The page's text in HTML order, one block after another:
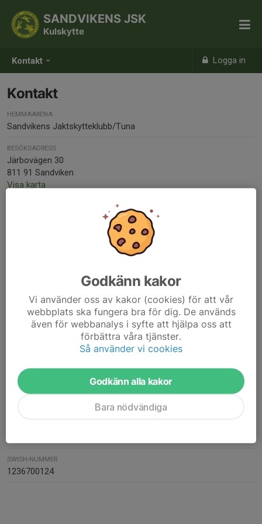
Kontakt Logga in
SANDVIKENS JSK
Kulskytte
Kontakt
HEMMAARENA
Sandvikens Jaktskytteklubb/Tuna
BESÖKSADRESS
Järbovägen 30
811 91 Sandviken
Visa karta
sandvikensjsk@outlook.com
Se verksamhetsplanen.
Kulskytte - Sandvikens JSK
811 21 Sandviken
MEJLA PDF-FAKTUROR TILL
sandvikensjsk@outlook.com
SWISH-NUMMER
1236700124
Godkänn kakor
Vi använder oss av kakor (cookies) för att vår
webbplats ska fungera bra för dig. De används
även för webbanalys i syfte att hjälpa oss att
förbättra våra tjänster.
Så använder vi cookies
Godkänn alla kakor
Bara nödvändiga